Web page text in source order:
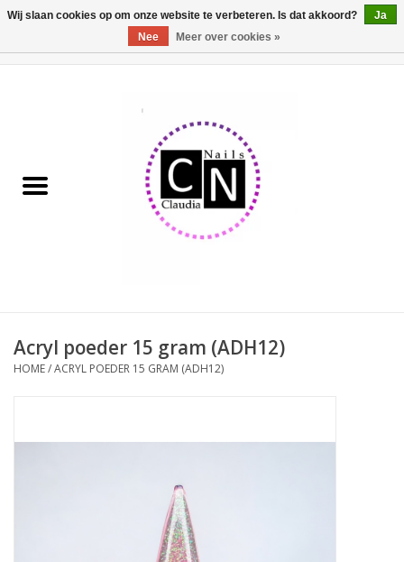
Pedicure producten
Acrylpoeder
Apparatuur
Acryl poeder 15 gram (ADH12)
HOME/ACRYL POEDER 15 GRAM (ADH12)
Wij slaan cookies op om onze website te verbeteren. Is dat akkoord?
Ja
Nee
Meer over cookies »